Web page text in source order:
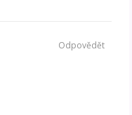
Odpovědět